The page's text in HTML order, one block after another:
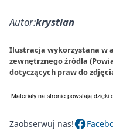
Autor:krystian
Ilustracja wykorzystana w
zewnętrznego źródła
dotyczących praw do
Zaobserwuj nas!